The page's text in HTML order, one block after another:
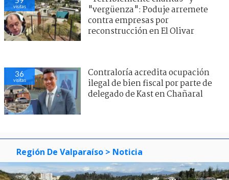
visitas
"vergüenza": Poduje arremete
contra empresas por
reconstrucción en El Olivar
37
visitas
Contraloría acredita ocupación
ilegal de bien fiscal por parte de
delegado de Kast en Chañaral
Región De Valparaíso > Noticia